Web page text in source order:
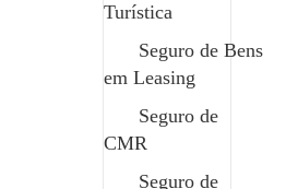
Turística
Seguro de Bens
em Leasing
Seguro de
CMR
Seguro de
como atrasos,
de viagens; estragos,